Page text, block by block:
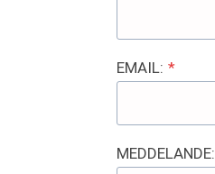
EMAIL: *
MEDDELANDE: